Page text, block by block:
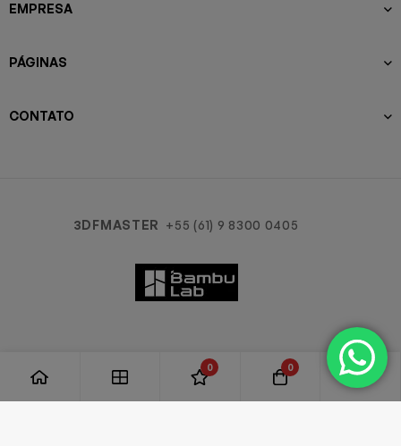
EMPRESA
PÁGINAS
CONTATO
3DFMASTER +55 (61) 9 8300 0405
0 0